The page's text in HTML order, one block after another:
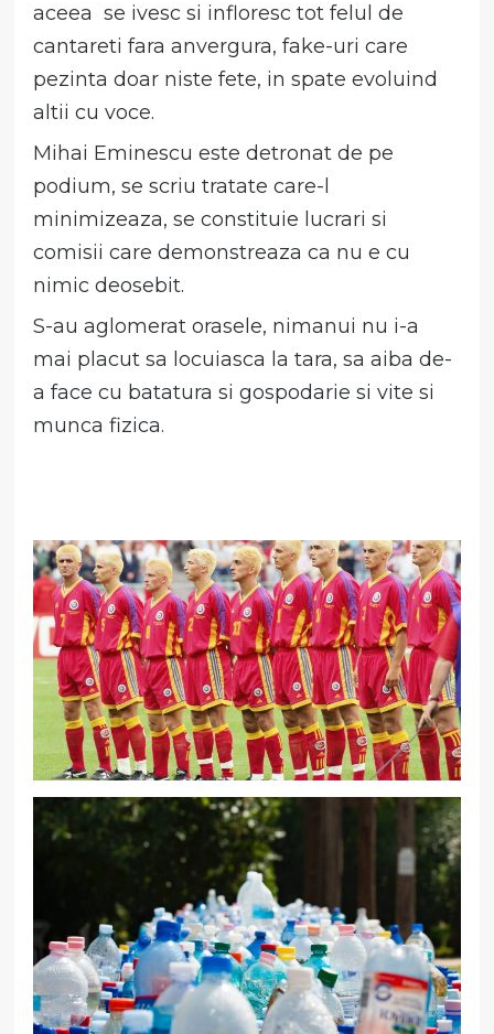
aceea se ivesc si infloresc tot felul de
cantareti fara anvergura, fake-uri care
pezinta doar niste fete, in spate evoluind
altii cu voce.
Mihai Eminescu este detronat de pe
podium, se scriu tratate care-l
minimizeaza, se constituie lucrari si
comisii care demonstreaza ca nu e cu
nimic deosebit.
S-au aglomerat orasele, nimanui nu i-a
mai placut sa locuiasca la tara, sa aiba de-
a face cu batatura si gospodarie si vite si
munca fizica.